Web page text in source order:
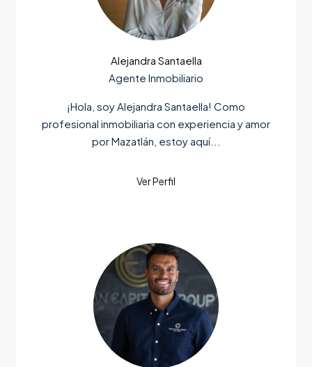
Alejandra Santaella
Agente Inmobiliario
¡Hola, soy Alejandra Santaella! Como
profesional inmobiliaria con experiencia y amor
por Mazatlán, estoy aquí...